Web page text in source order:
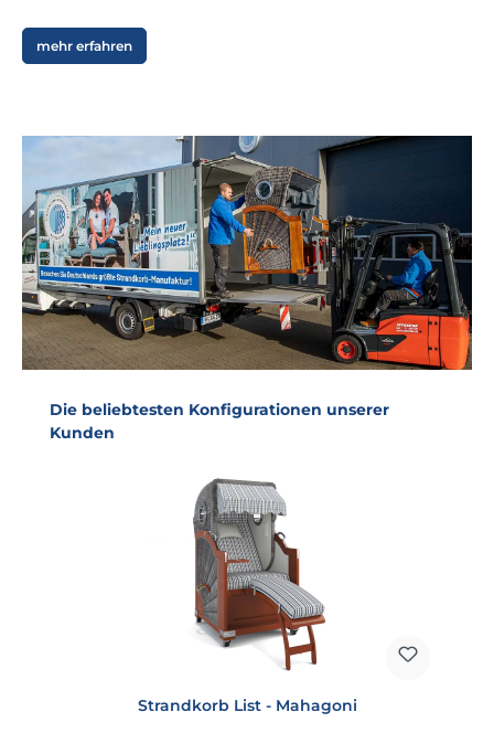
mehr erfahren
Produktgalerie überspringen
Die beliebtesten Konfigurationen unserer
Kunden
Strandkorb List - Mahagoni